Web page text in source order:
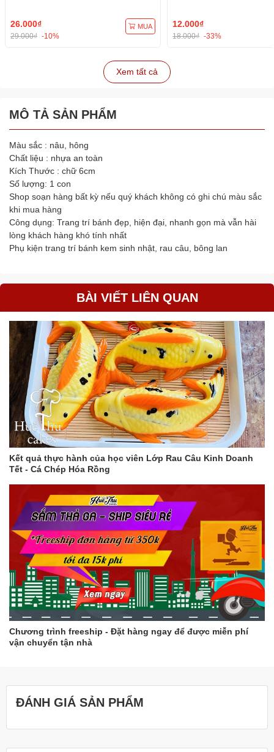
26.000₫
29.000₫ -10%
MUA 12.000₫
18.000₫ -33%
Xem tất cả
MÔ TẢ SẢN PHẨM
Màu sắc : nâu, hông
Chất liệu : nhựa an toàn
Kích Thước : chữ 6cm
Số lượng: 1 con
Shop soạn hàng bất kỳ nếu quý khách không có ghi chú màu sắc
khi mua hàng
Công dụng: Trang trí bánh đẹp, hiện đại, nhanh gọn mà vẫn hài
lòng khách hàng khó tính nhất
Phụ kiện trang trí bánh kem sinh nhật, rau câu, bông lan
BÀI VIẾT LIÊN QUAN
Kết quả thực hành của học viên Lớp Rau Câu Kinh Doanh
Tết - Cá Chép Hóa Rồng
Chương trình freeship - Đặt hàng ngay để được miễn phí
vận chuyển tận nhà
ĐÁNH GIÁ SẢN PHẨM